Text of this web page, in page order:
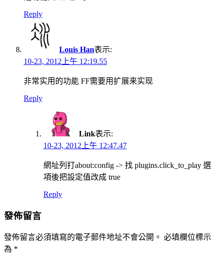
Reply
Louis Han表示:
10-23, 2012上午 12:19.55
非常实用的功能 FF需要用扩展来实现
Reply
Link表示:
10-23, 2012上午 12:47.47
網址列打about:config -> 找 plugins.click_to_play 選
項後把設定值改成 true
Reply
發佈留言
發佈留言必須填寫的電子郵件地址不會公開。 必填欄位標示
為 *